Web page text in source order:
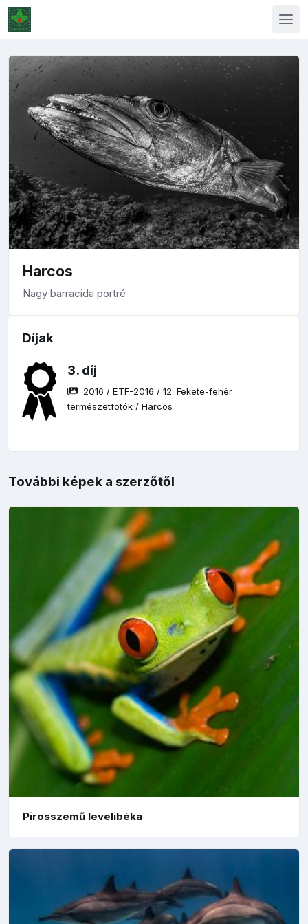
Harcos
Nagy barracida portré
Díjak
3. díj
2016 /ETF-2016 /12. Fekete-fehér
természetfotók /Harcos
További képek a szerzőtől
Pirosszemű levelibéka